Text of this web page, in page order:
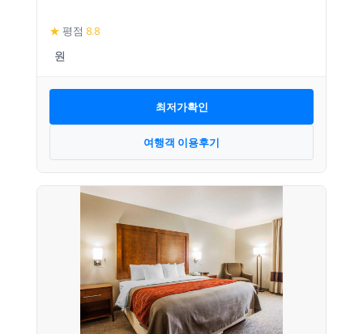
★ 평점 8.8
최저가확인
여행객 이용후기